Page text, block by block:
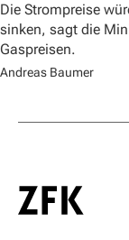
Die Strompreise
sinken, sagt die
Gaspreisen.
Andreas Baumer